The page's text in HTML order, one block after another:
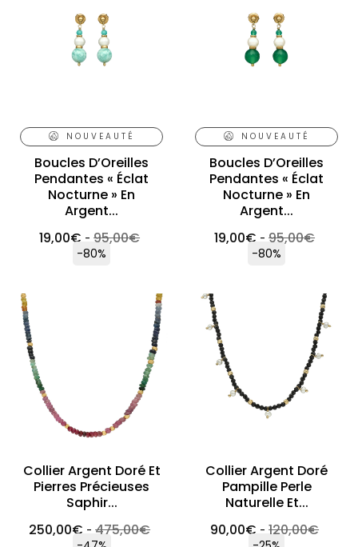
NOUVEAUTÉ
Boucles D’Oreilles
Pendantes « Éclat
Nocturne » En
Argent...
19,00€ -95,00€
-80%
NOUVEAUTÉ
Boucles D’Oreilles
Pendantes « Éclat
Nocturne » En
Argent...
19,00€ -95,00€
-80%
Collier Argent Doré Et
Pierres Précieuses
Saphir...
250,00€ -475,00€
Collier Argent Doré
Pampille Perle
Naturelle Et...
90,00€ -120,00€